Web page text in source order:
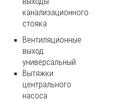
канализационного
стояка
Вентиляционные
выход
универсальный
Вытяжки
центрального
насоса